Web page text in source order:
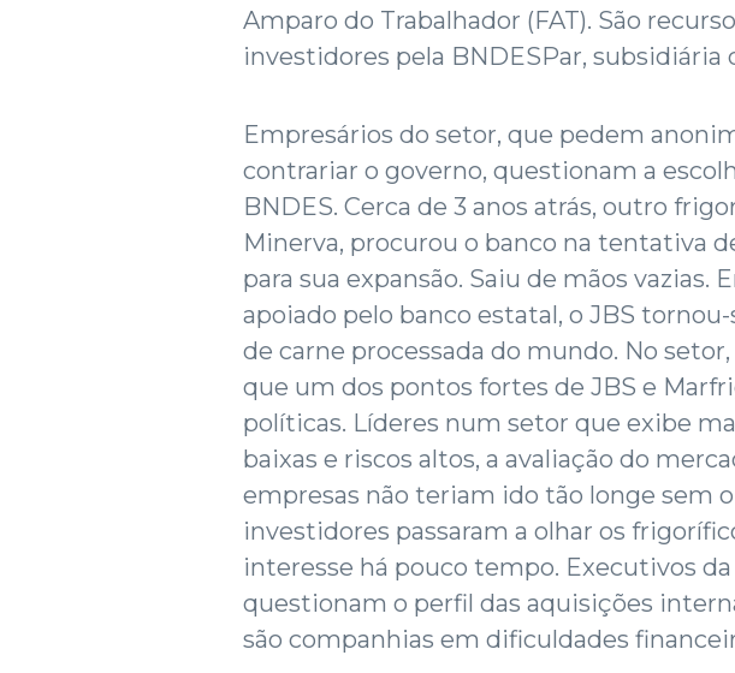
Amparo do Trabalhador (FAT). São
investidores pela BNDESPar, subsidiária
Empresários do setor, que pedem
contrariar o governo, questionam a
BNDES. Cerca de 3 anos atrás, outro
Minerva, procurou o banco na tentativa
para sua expansão. Saiu de mãos vazias.
apoiado pelo banco estatal, o JBS
de carne processada do mundo. No
que um dos pontos fortes de JBS e
políticas. Líderes num setor que exibe
baixas e riscos altos, a avaliação do
empresas não teriam ido tão longe sem
investidores passaram a olhar os
interesse há pouco tempo. Executivos
questionam o perfil das aquisições
são companhias em dificuldades